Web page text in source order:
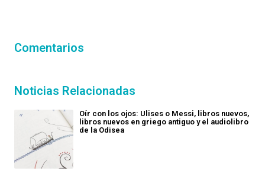
Comentarios
Noticias Relacionadas
Oír con los ojos: Ulises o Messi, libros nuevos,
libros nuevos en griego antiguo y el audiolibro
de la Odisea